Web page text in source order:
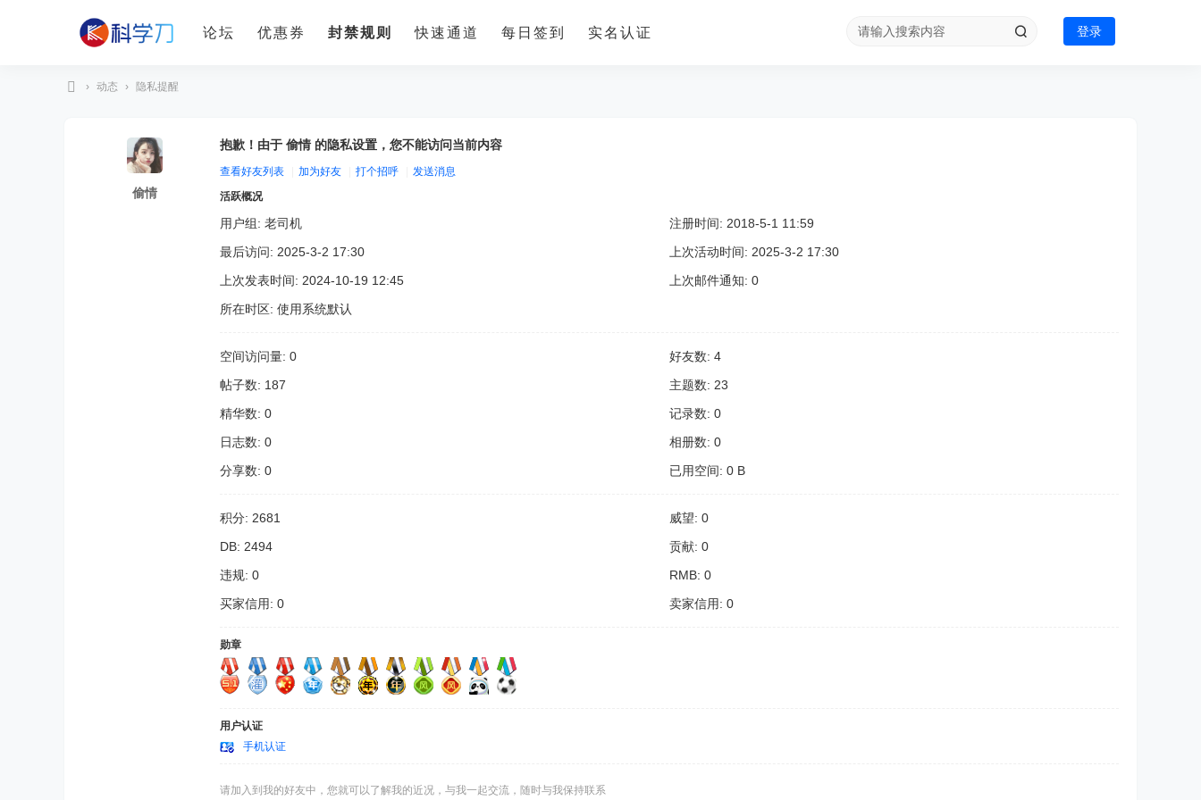
论坛 优惠券 封禁规则 快速通道 每日签到 实名认证 登录
› 动态 › 隐私提醒
偷情
抱歉！由于 偷情 的隐私设置，您不能访问当前内容
查看好友列表 加为好友 打个招呼
发送消息
活跃概况
用户组: 老司机
注册时间: 2018-5-1 11:59
最后访问: 2025-3-2 17:30
上次活动时间: 2025-3-2 17:30
上次发表时间: 2024-10-19 12:45
上次邮件通知: 0
所在时区: 使用系统默认
空间访问量: 0
好友数: 4
帖子数: 187
主题数: 23
精华数: 0
记录数: 0
日志数: 0
相册数: 0
分享数: 0
已用空间: 0 B
积分: 2681
威望: 0
DB: 2494
贡献: 0
违规: 0
RMB: 0
买家信用: 0
卖家信用: 0
勋章
用户认证
手机认证
请加入到我的好友中，您就可以了解我的近况，与我一起交流，随时与我保持联系